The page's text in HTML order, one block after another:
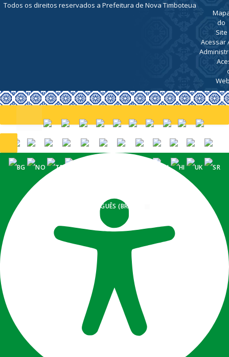
Todos os direitos reservados a Prefeitura de Nova Timboteua
do
Site
Acessar